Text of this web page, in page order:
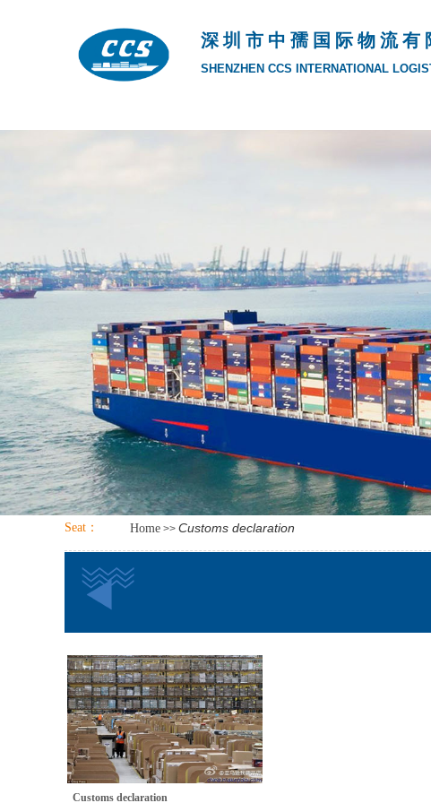
深 圳 市 中 孺 国 际 物 流 有
SHENZHEN CCS INTERNATIONAL
Seat： Home >> Customs declaration
Customs declaration